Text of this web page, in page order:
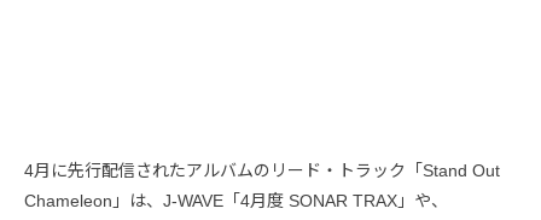
4月に先行配信されたアルバムのリード・トラック「Stand Out
Chameleon」は、J-WAVE「4月度 SONAR TRAX」や、